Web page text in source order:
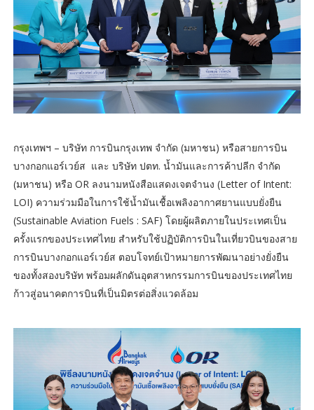
กรุงเทพฯ – บริษัท การบินกรุงเทพ จำกัด (มหาชน) หรือสายการบิน
บางกอกแอร์เวย์ส และ บริษัท ปตท. น้ำมันและการค้าปลีก จำกัด
(มหาชน) หรือ OR ลงนามหนังสือแสดงเจตจำนง (Letter of Intent:
LOI) ความร่วมมือในการใช้น้ำมันเชื้อเพลิงอากาศยานแบบยั่งยืน
(Sustainable Aviation Fuels : SAF) โดยผู้ผลิตภายในประเทศเป็น
ครั้งแรกของประเทศไทย สำหรับใช้ปฏิบัติการบินในเที่ยวบินของสาย
การบินบางกอกแอร์เวย์ส ตอบโจทย์เป้าหมายการพัฒนาอย่างยั่งยืน
ของทั้งสองบริษัท พร้อมผลักดันอุตสาหกรรมการบินของประเทศไทย
ก้าวสู่อนาคตการบินที่เป็นมิตรต่อสิ่งแวดล้อม